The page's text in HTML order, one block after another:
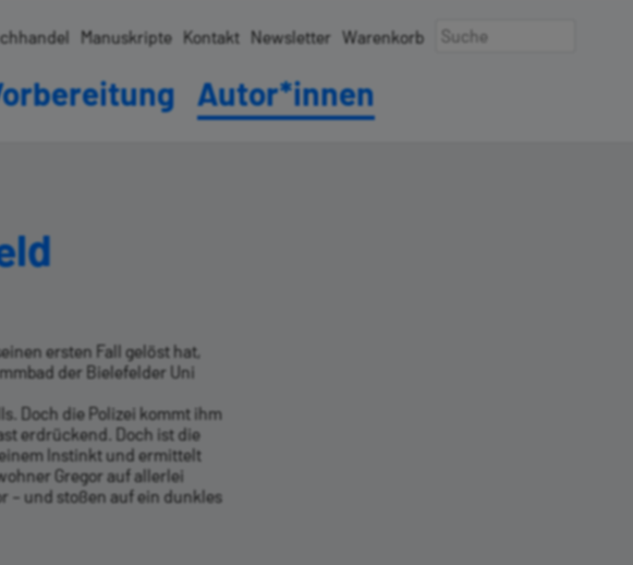
Manuskripte Kontakt Newsletter Warenkorb
Autor*innen
ersten Fall gelöst hat,
der Bielefelder Uni
Doch die Polizei kommt ihm
erdrückend. Doch ist die
Instinkt und ermittelt
Gregor auf allerlei
– und stoßen auf ein dunkles